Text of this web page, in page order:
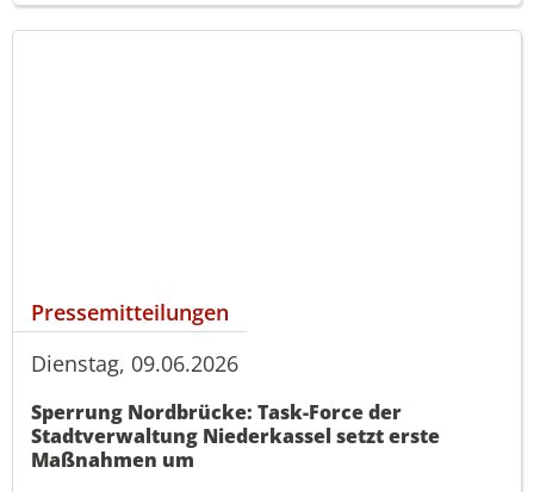
Pressemitteilungen
Dienstag, 09.06.2026
Sperrung Nordbrücke: Task-Force der
Stadtverwaltung Niederkassel setzt erste
Maßnahmen um